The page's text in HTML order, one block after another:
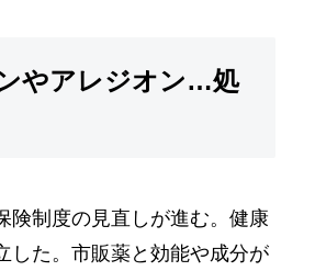
やアレジオン…処
制度の見直しが進む。健康
した。市販薬と効能や成分が